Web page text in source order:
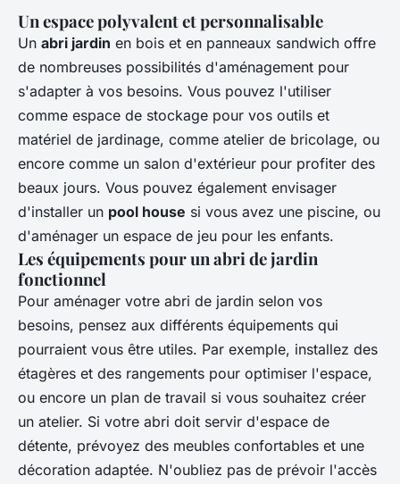
Un espace polyvalent et personnalisable
Un abri jardin en bois et en panneaux sandwich offre
de nombreuses possibilités d'aménagement pour
s'adapter à vos besoins. Vous pouvez l'utiliser
comme espace de stockage pour vos outils et
matériel de jardinage, comme atelier de bricolage, ou
encore comme un salon d'extérieur pour profiter des
beaux jours. Vous pouvez également envisager
d'installer un pool house si vous avez une piscine, ou
d'aménager un espace de jeu pour les enfants.
Les équipements pour un abri de jardin
fonctionnel
Pour aménager votre abri de jardin selon vos
besoins, pensez aux différents équipements qui
pourraient vous être utiles. Par exemple, installez des
étagères et des rangements pour optimiser l'espace,
ou encore un plan de travail si vous souhaitez créer
un atelier. Si votre abri doit servir d'espace de
détente, prévoyez des meubles confortables et une
décoration adaptée. N'oubliez pas de prévoir l'accès